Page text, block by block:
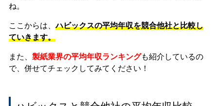
ね。
ここからは、ハビックスの平均年収を競合他社と比較し
ていきます。
また、 製紙業界の平均年収ランキングも紹介しているの
で、併せてチェックしてみてください！